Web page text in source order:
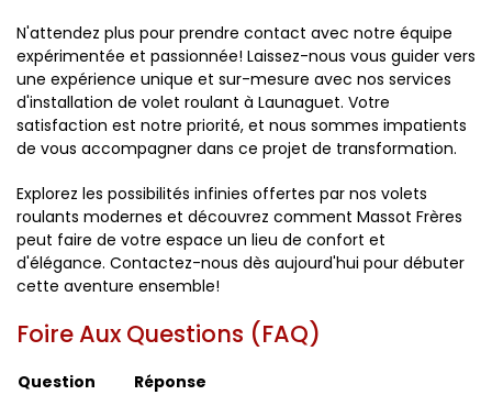
N'attendez plus pour prendre contact avec notre équipe
expérimentée et passionnée! Laissez-nous vous guider vers
une expérience unique et sur-mesure avec nos services
d'installation de volet roulant à Launaguet. Votre
satisfaction est notre priorité, et nous sommes impatients
de vous accompagner dans ce projet de transformation.
Explorez les possibilités infinies offertes par nos volets
roulants modernes et découvrez comment Massot Frères
peut faire de votre espace un lieu de confort et
d'élégance. Contactez-nous dès aujourd'hui pour débuter
cette aventure ensemble!
Foire Aux Questions (FAQ)
Question
Réponse